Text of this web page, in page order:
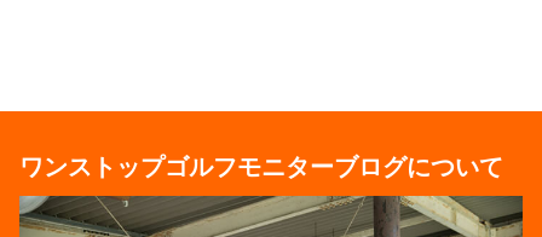
ワンストップゴルフモニターブログについて